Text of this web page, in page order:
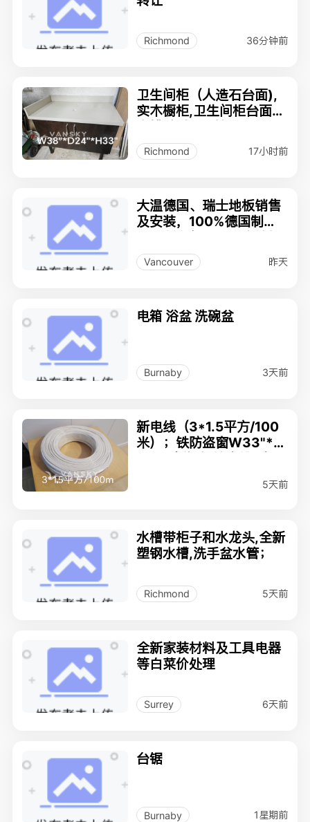
Richmond 36分钟前
卫生间柜（人造石台面),
实木橱柜,卫生间柜台面带
Richmond 17小时前
大温德国、瑞士地板销售
及安装，100%德国制
均有优惠！
Vancouver 昨天
电箱 浴盆 洗碗盆
Burnaby 3天前
新电线（3*1.5平方/100
米）；铁防盗窗W33"*H
5天前
水槽带柜子和水龙头,全新
塑钢水槽,洗手盆水管；
Richmond 5天前
全新家装材料及工具电器
等白菜价处理
Surrey 6天前
台锯
Burnaby 1星期前